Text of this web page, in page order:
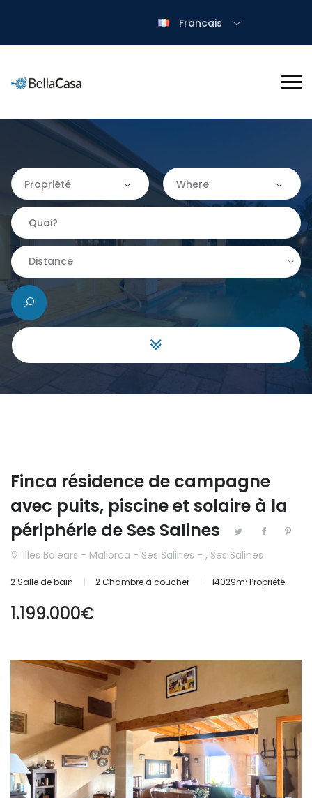
Francais
Propriété
Propriété
Appartement
Château
Commerciale
Maison mitoyenne
Maison Villa
Projet
Where
|-Granada
|-Málaga
|-Ávila
|-Burgos
|-León
|-Soria
|-Zamora
Castilla-La Mancha
|-Albacete
Distance
Finca résidence de campagne
avec puits, piscine et solaire à la
périphérie de Ses Salines
Illes Balears - Mallorca - Ses Salines - , Ses Salines
2 Salle de bain 2 Chambre à coucher 14029m² Propriété
1.199.000€